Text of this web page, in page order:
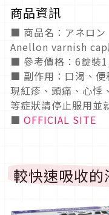
商品資訊
■ 商品名： アネロン
Anellon varnish cap
■ 參考價格： 6錠裝
■ 副作用：口渴、便
現紅疹、頭痛、心悸
等症狀請停止服用並
■ OFFICIAL SITE
較快速吸收